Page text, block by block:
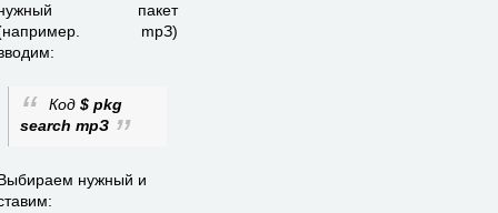
пакет
mpЗ)
Код$ pkg
search mpЗ
нужный и